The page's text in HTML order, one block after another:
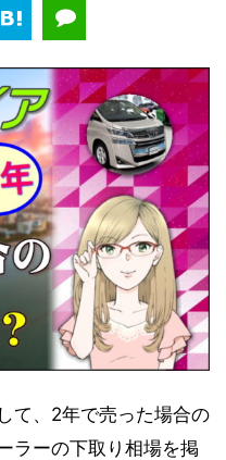
て、2年で売った場合の
ラーの下取り相場を掲